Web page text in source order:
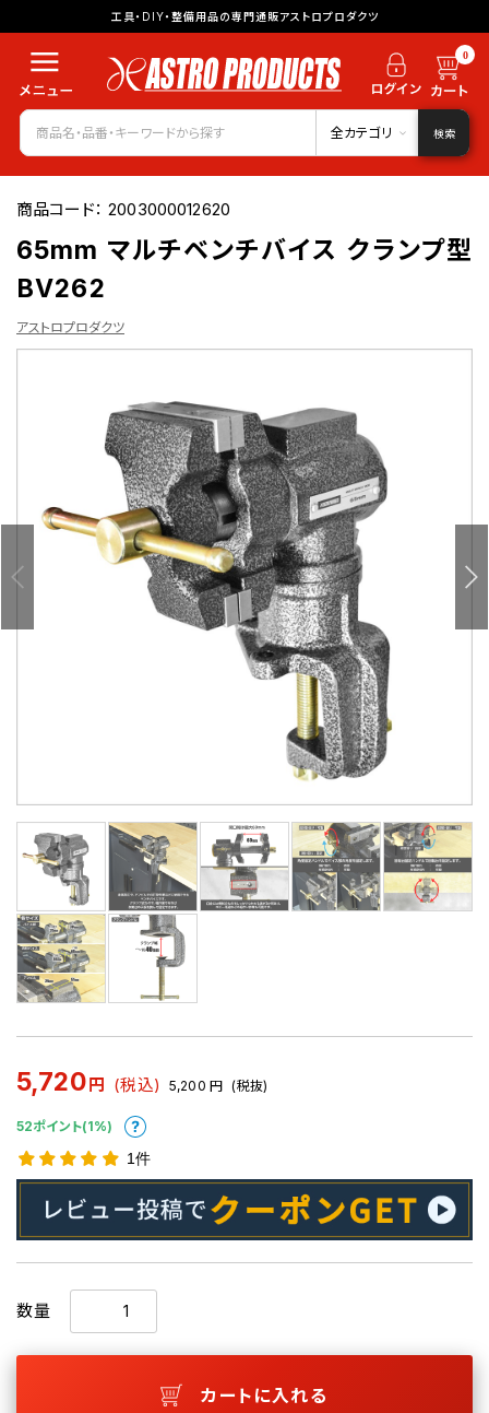
工具・DIY・整備用品の専門通販アストロプロダクツ
0
全カテゴリ 検索
商品コード：2003000012620
65mm マルチベンチバイス クランプ型
BV262
アストロプロダクツ
5,720 円 (税込) 5,200 円 (税抜)
52ポイント(1%)
1件
数量
カートに入れる